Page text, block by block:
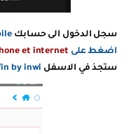
سجل الدخول الى حسابك
اضغط على
ستجذ في الاسفل by inwi